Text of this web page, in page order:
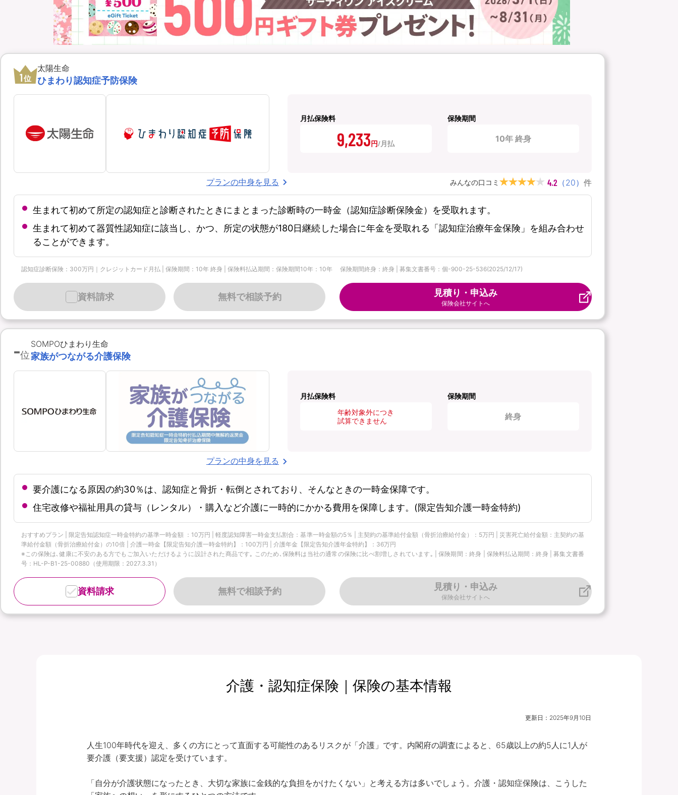
1位
太陽生命
ひまわり認知症予防保険
月払保険料
9,233円
保険期間
10年 終身
プランの中身を見る みんなの口コミ 4.2 （20） 件
生まれて初めて所定の認知症と診断されたときにまとまった診断時の一時金（認知症診断保険金）を受取れます。
生まれて初めて器質性認知症に該当し、かつ、所定の状態が180日継続した場合に年金を受取れる「認知症治療年金保険」を組み合わせ
ることができます。
認知症診断保険：300万円｜クレジットカード月払 | 保険期間：10年 終身 | 保険料払込期間：保険期間10年：10年 保険期間終身：終身 | 募集文書番号：個-900-25-536(2025/12/17)
無料で相談予約
資料請求 見積り・申込み
保険会社サイトへ
-位
SOMPOひまわり生命
家族がつながる介護保険
月払保険料
年齢対象外につき
試算できません
保険期間
終身
プランの中身を見る
要介護になる原因の約30％は、認知症と骨折・転倒とされており、そんなときの一時金保障です。
住宅改修や福祉用具の貸与（レンタル）・購入など介護に一時的にかかる費用を保障します。(限定告知介護一時金特約)
おすすめプラン | 限定告知認知症一時金特約の基準一時金額 ：10万円 | 軽度認知障害一時金支払割合：基準一時金額の5％ | 主契約の基準給付金額（骨折治療給付金）：5万円 | 災害死亡給付金額：主契約の基
準給付金額（骨折治療給付金）の10倍 | 介護一時金【限定告知介護一時金特約】：100万円 | 介護年金【限定告知介護年金特約】：36万円
※この保険は､健康に不安のある方でもご加入いただけるように設計された商品です｡ このため､保険料は当社の通常の保険に比べ割増しされています｡ | 保険期間：終身 | 保険料払込期間：終身 | 募集文書番
号：HL-P-B1-25-00880（使用期限：2027.3.31）
無料で相談予約
資料請求 見積り・申込み
保険会社サイトへ
介護・認知症保険｜保険の基本情報
更新日： 2025年9月10日
人生100年時代を迎え、多くの方にとって直面する可能性のあるリスクが「介護」です。内閣府の調査によると、65歳以上の約5人に1人が
要介護（要支援）認定を受けています。
「自分が介護状態になったとき、大切な家族に金銭的な負担をかけたくない」と考える方は多いでしょう。介護・認知症保険は、こうした